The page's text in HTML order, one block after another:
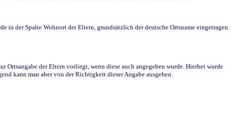
der Spalte Wohnort der Eltern, grundsätzlich der deutsche Ortsname eingetragen.
Ortsangabe der Eltern vorliegt, wenn diese auch angegeben wurde. Hierbei wurde
kann man aber von der Richtigkeit dieser Angabe ausgehen.